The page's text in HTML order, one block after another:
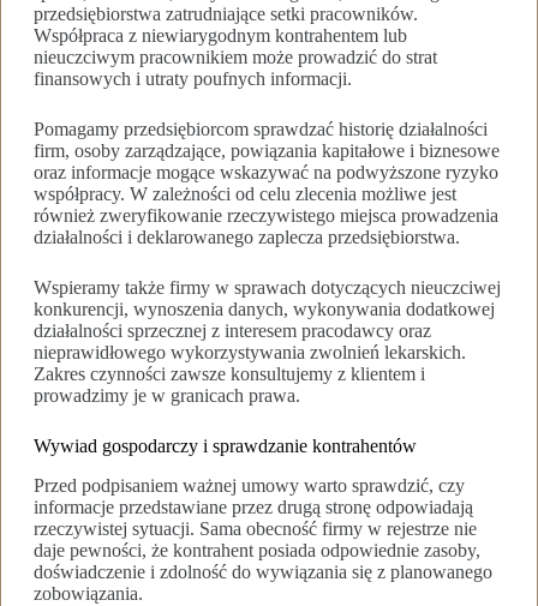
przedsiębiorstwa zatrudniające setki pracowników.
Współpraca z niewiarygodnym kontrahentem lub
nieuczciwym pracownikiem może prowadzić do strat
finansowych i utraty poufnych informacji.
Pomagamy przedsiębiorcom sprawdzać historię działalności
firm, osoby zarządzające, powiązania kapitałowe i biznesowe
oraz informacje mogące wskazywać na podwyższone ryzyko
współpracy. W zależności od celu zlecenia możliwe jest
również zweryfikowanie rzeczywistego miejsca prowadzenia
działalności i deklarowanego zaplecza przedsiębiorstwa.
Wspieramy także firmy w sprawach dotyczących nieuczciwej
konkurencji, wynoszenia danych, wykonywania dodatkowej
działalności sprzecznej z interesem pracodawcy oraz
nieprawidłowego wykorzystywania zwolnień lekarskich.
Zakres czynności zawsze konsultujemy z klientem i
prowadzimy je w granicach prawa.
Wywiad gospodarczy i sprawdzanie kontrahentów
Przed podpisaniem ważnej umowy warto sprawdzić, czy
informacje przedstawiane przez drugą stronę odpowiadają
rzeczywistej sytuacji. Sama obecność firmy w rejestrze nie
daje pewności, że kontrahent posiada odpowiednie zasoby,
doświadczenie i zdolność do wywiązania się z planowanego
zobowiązania.